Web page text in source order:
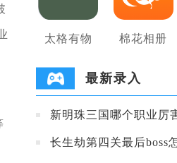
太格有物 棉花相册
最新录入
新明珠三国哪个职业厉
长生劫第四关最后boss